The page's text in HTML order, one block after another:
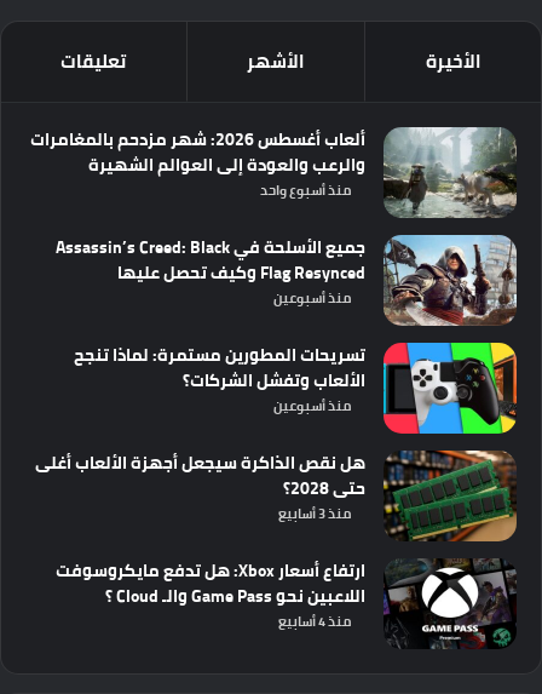
الأخيرة الأشهر تعليقات
ألعاب أغسطس 2026: شهر مزدحم بالمغامرات
والرعب والعودة إلى العوالم الشهيرة
منذ أسبوع واحد
جميع الأسلحة في Assassin’s Creed: Black
Flag Resynced وكيف تحصل عليها
منذ أسبوعين
تسريحات المطورين مستمرة: لماذا تنجح
الألعاب وتفشل الشركات؟
منذ أسبوعين
هل نقص الذاكرة سيجعل أجهزة الألعاب أغلى
حتى 2028؟
منذ 3 أسابيع
ارتفاع أسعار Xbox: هل تدفع مايكروسوفت
اللاعبين نحو Game Pass والـ Cloud ؟
منذ 4 أسابيع